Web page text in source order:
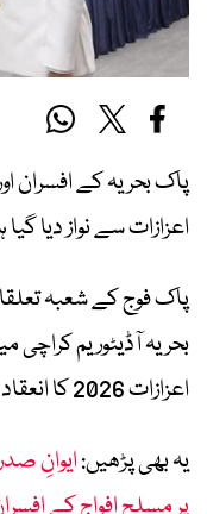
پاک بحریہ کے افسران
اعزازات سے نواز دیا
پاک فوج کے شعبہ
بحریہ آڈیٹوریم کراچی
اعزازات 2026 کا انعقاد کیا گیا ہے۔
یہ بھی پڑھیں:ایوانِ